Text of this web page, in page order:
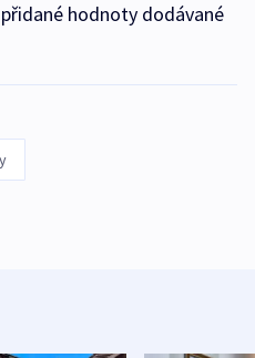
hodnoty dodávané